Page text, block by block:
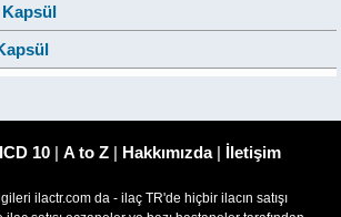
Kapsül
ICD 10 | A to Z | Hakkımızda| İletişim
ilactr.com da - ilaç TR'de hiçbir ilacın satışı